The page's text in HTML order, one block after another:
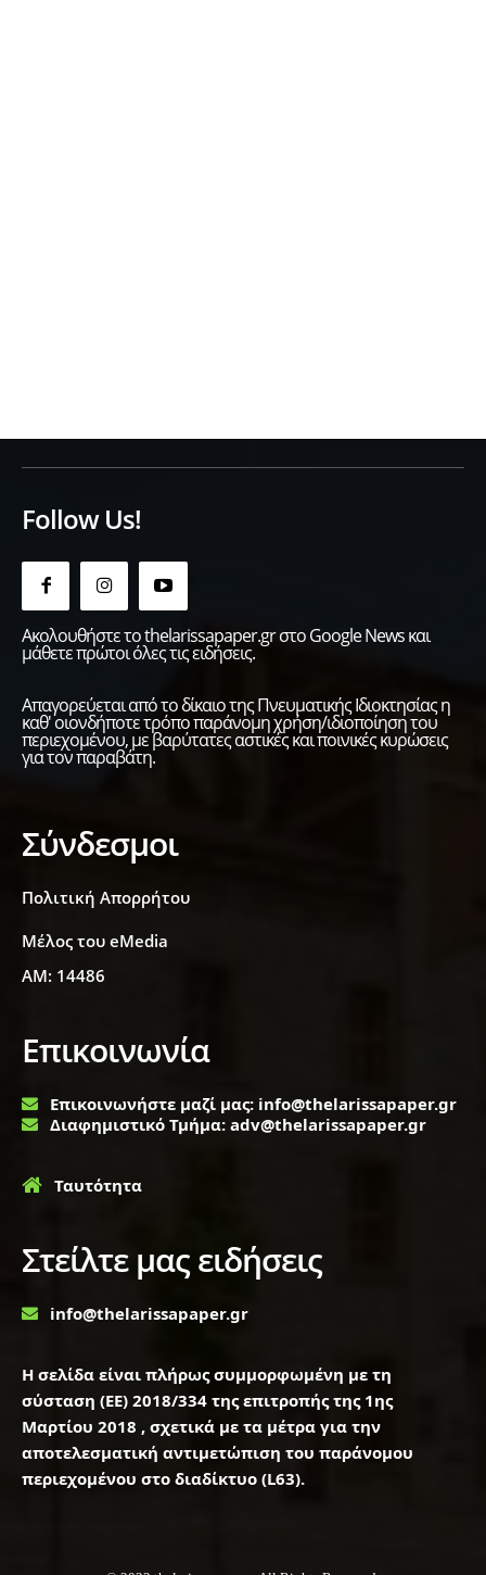
Follow Us!
Ακολουθήστε το thelarissapaper.gr στο Google News και
μάθετε πρώτοι όλες τις ειδήσεις.
Απαγορεύεται από το δίκαιο της Πνευματικής Ιδιοκτησίας η
καθ' οιονδήποτε τρόπο παράνομη χρήση/ιδιοποίηση του
περιεχομένου, με βαρύτατες αστικές και ποινικές κυρώσεις
για τον παραβάτη.
Σύνδεσμοι
Πολιτική Απορρήτου
Μέλος του eMedia
ΑΜ: 14486
Επικοινωνία
Επικοινωνήστε μαζί μας: info@thelarissapaper.gr
Διαφημιστικό Τμήμα: adv@thelarissapaper.gr
Ταυτότητα
Στείλτε μας ειδήσεις
info@thelarissapaper.gr
Η σελίδα είναι πλήρως συμμορφωμένη με τη
σύσταση (ΕΕ) 2018/334 της επιτροπής της 1ης
Μαρτίου 2018 , σχετικά με τα μέτρα για την
αποτελεσματική αντιμετώπιση του παράνομου
περιεχομένου στο διαδίκτυο (L63).